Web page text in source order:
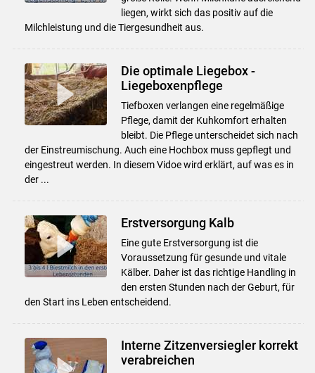
liegen, wirkt sich das positiv auf die
Milchleistung und die Tiergesundheit aus.
Die optimale Liegebox -
Liegeboxenpflege
Tiefboxen verlangen eine regelmäßige
Pflege, damit der Kuhkomfort erhalten
bleibt. Die Pflege unterscheidet sich nach
der Einstreumischung. Auch eine Hochbox muss gepflegt und
eingestreut werden. In diesem Vidoe wird erklärt, auf was es in
der ...
Erstversorgung Kalb
Eine gute Erstversorgung ist die
Voraussetzung für gesunde und vitale
Kälber. Daher ist das richtige Handling in
den ersten Stunden nach der Geburt, für
den Start ins Leben entscheidend.
Interne Zitzenversiegler korrekt
verabreichen